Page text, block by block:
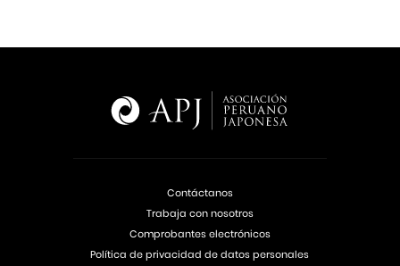
Contáctanos
Trabaja con nosotros
Comprobantes electrónicos
Política de privacidad de datos personales